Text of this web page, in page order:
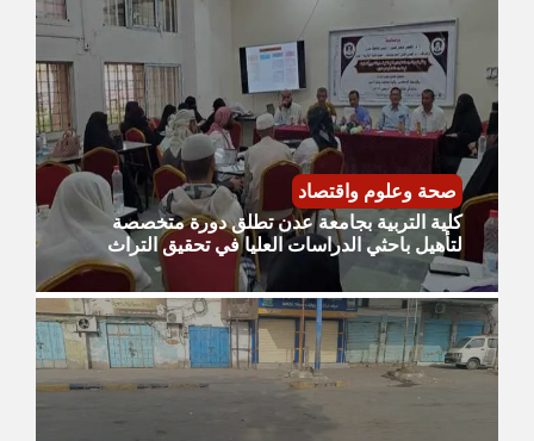
صحة وعلوم واقتصاد
كلية التربية بجامعة عدن تطلق دورة متخصصة
لتأهيل باحثي الدراسات العليا في تحقيق التراث